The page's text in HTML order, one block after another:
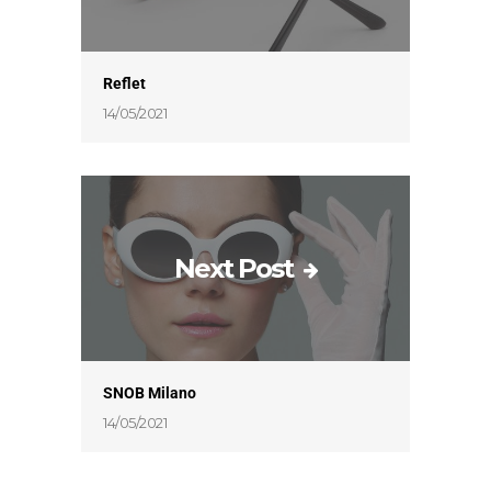
Reflet
14/05/2021
Next Post
SNOB Milano
14/05/2021